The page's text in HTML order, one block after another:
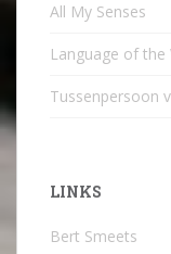
All My Senses
Language of
Tussenpersoon
LINKS
Bert Smeets